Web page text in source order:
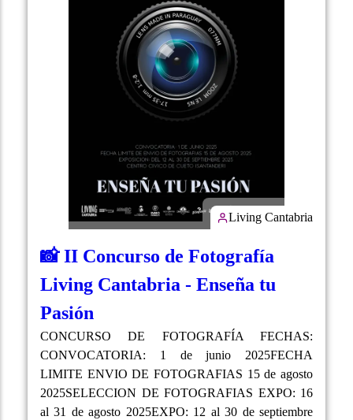
Living Cantabria
📸 II Concurso de Fotografía
Living Cantabria - Enseña tu
Pasión
CONCURSO DE FOTOGRAFÍA FECHAS:
CONVOCATORIA: 1 de junio 2025FECHA
LIMITE ENVIO DE FOTOGRAFIAS 15 de agosto
2025SELECCION DE FOTOGRAFIAS EXPO: 16
al 31 de agosto 2025EXPO: 12 al 30 de septiembre